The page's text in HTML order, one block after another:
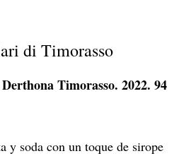
di Timorasso
Timorasso. 2022. 94
y soda con un toque de sirope